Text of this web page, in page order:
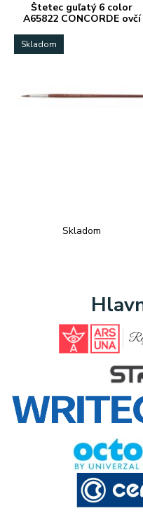
Štetec guľatý 6 color
A65822 CONCORDE ovčí
Skladom
Skladom